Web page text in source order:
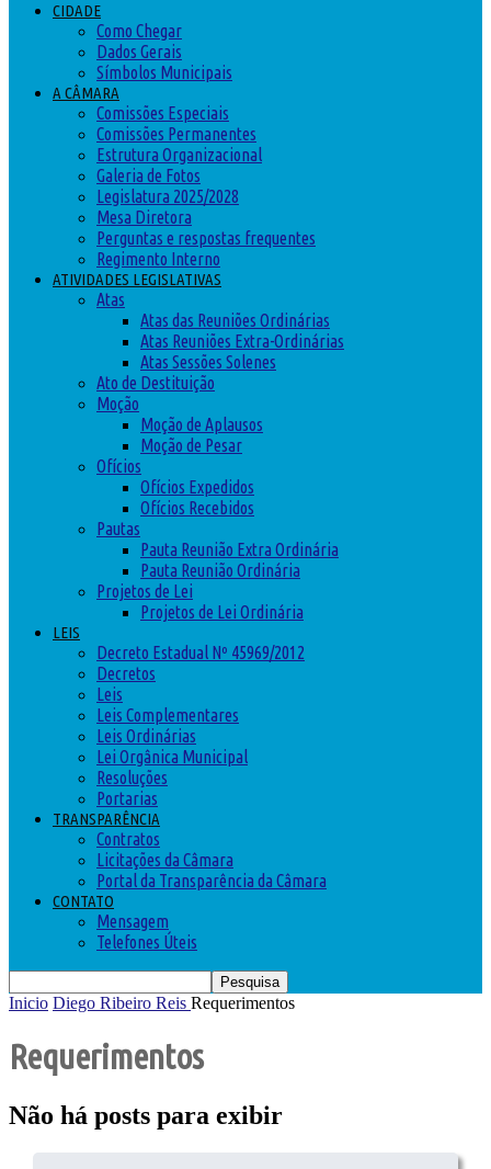
CIDADE
Como Chegar
Dados Gerais
Símbolos Municipais
A CÂMARA
Comissões Especiais
Comissões Permanentes
Estrutura Organizacional
Galeria de Fotos
Legislatura 2025/2028
Mesa Diretora
Perguntas e respostas frequentes
Regimento Interno
ATIVIDADES LEGISLATIVAS
Atas
Atas das Reuniões Ordinárias
Atas Reuniões Extra-Ordinárias
Atas Sessões Solenes
Ato de Destituição
Moção
Moção de Aplausos
Moção de Pesar
Ofícios
Ofícios Expedidos
Ofícios Recebidos
Pautas
Pauta Reunião Extra Ordinária
Pauta Reunião Ordinária
Projetos de Lei
Projetos de Lei Ordinária
LEIS
Decreto Estadual Nº 45969/2012
Decretos
Leis
Leis Complementares
Leis Ordinárias
Lei Orgânica Municipal
Resoluções
Portarias
TRANSPARÊNCIA
Contratos
Licitações da Câmara
Portal da Transparência da Câmara
CONTATO
Mensagem
Telefones Úteis
Inicio Diego Ribeiro Reis Requerimentos
Requerimentos
Não há posts para exibir